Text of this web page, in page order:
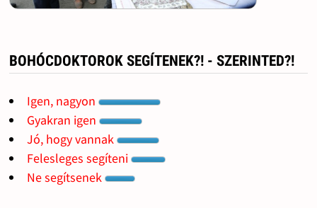
BOHÓCDOKTOROK SEGÍTENEK?! - SZERINTED?!
Igen, nagyon
Gyakran igen
Jó, hogy vannak
Felesleges segíteni
Ne segítsenek